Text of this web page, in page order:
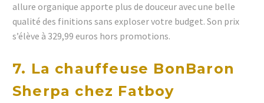
allure organique apporte plus de douceur avec une belle
qualité des finitions sans exploser votre budget. Son prix
s’élève à 329,99 euros hors promotions.
7. La chauffeuse BonBaron
Sherpa chez Fatboy